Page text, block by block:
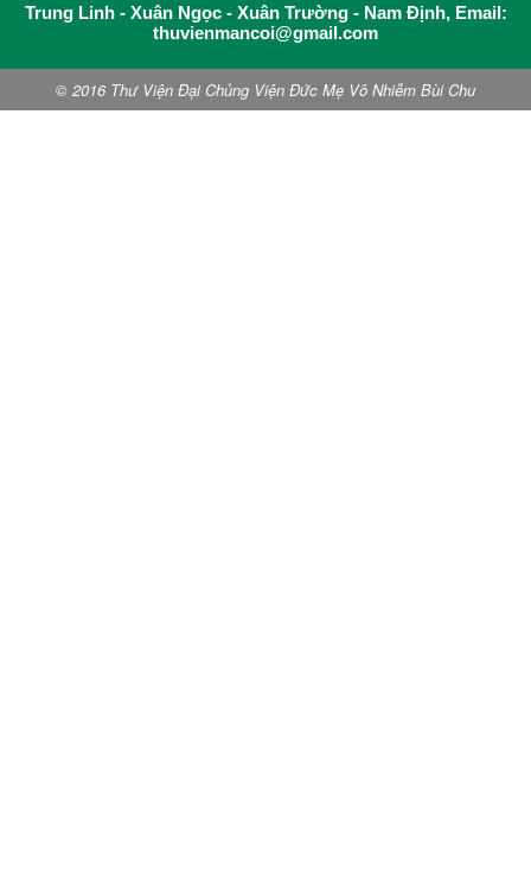
Trung Linh - Xuân Ngọc - Xuân Trường - Nam Định, Email:
thuvienmancoi@gmail.com
© 2016 Thư Viện Đại Chủng Viện Đức Mẹ Vô Nhiễm Bùi Chu